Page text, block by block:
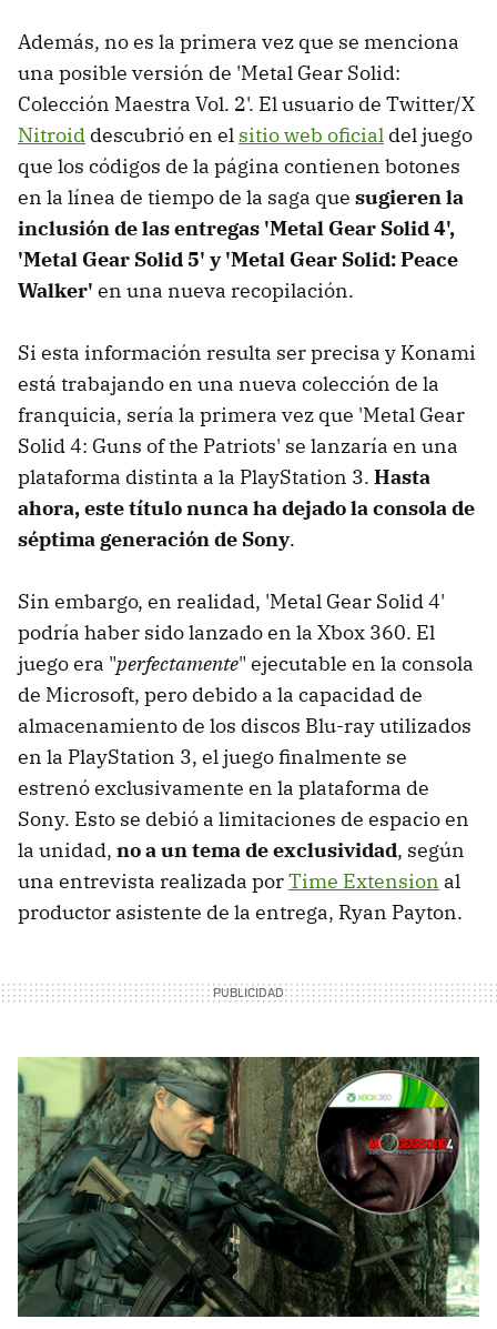
Además, no es la primera vez que se menciona
una posible versión de 'Metal Gear Solid:
Colección Maestra Vol. 2'. El usuario de Twitter/X
Nitroid descubrió en el sitio web oficial del juego
que los códigos de la página contienen botones
en la línea de tiempo de la saga que sugieren la
inclusión de las entregas 'Metal Gear Solid 4',
'Metal Gear Solid 5' y 'Metal Gear Solid: Peace
Walker' en una nueva recopilación.
Si esta información resulta ser precisa y Konami
está trabajando en una nueva colección de la
franquicia, sería la primera vez que 'Metal Gear
Solid 4: Guns of the Patriots' se lanzaría en una
plataforma distinta a la PlayStation 3. Hasta
ahora, este título nunca ha dejado la consola de
séptima generación de Sony.
Sin embargo, en realidad, 'Metal Gear Solid 4'
podría haber sido lanzado en la Xbox 360. El
juego era "perfectamente" ejecutable en la consola
de Microsoft, pero debido a la capacidad de
almacenamiento de los discos Blu-ray utilizados
en la PlayStation 3, el juego finalmente se
estrenó exclusivamente en la plataforma de
Sony. Esto se debió a limitaciones de espacio en
la unidad, no a un tema de exclusividad, según
una entrevista realizada porTime Extension al
productor asistente de la entrega, Ryan Payton.